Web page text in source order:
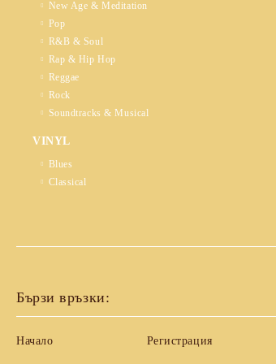
New Age & Meditation
Pop
R&B & Soul
Rap & Hip Hop
Reggae
Rock
Soundtracks & Musical
VINYL
Blues
Classical
Бързи връзки:
Начало Регистрация